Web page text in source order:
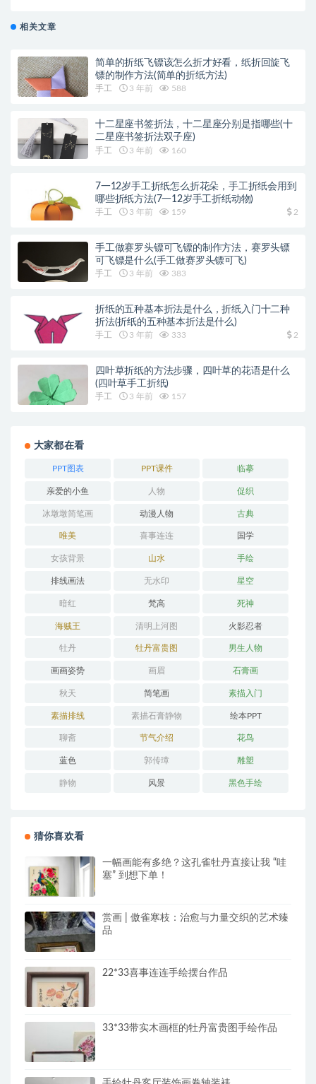
相关文章
简单的折纸飞镖该怎么折才好看，纸折回旋飞
镖的制作方法(简单的折纸方法)
手工 3 年前 588
十二星座书签折法，十二星座分别是指哪些(十
二星座书签折法双子座)
手工 3 年前 160
7一12岁手工折纸怎么折花朵，手工折纸会用到
哪些折纸方法(7一12岁手工折纸动物)
手工 3 年前 159 2
手工做赛罗头镖可飞镖的制作方法，赛罗头镖
可飞镖是什么(手工做赛罗头镖可飞)
手工 3 年前 383
折纸的五种基本折法是什么，折纸入门十二种
折法(折纸的五种基本折法是什么)
手工 3 年前 333 2
四叶草折纸的方法步骤，四叶草的花语是什么
(四叶草手工折纸)
手工 3 年前 157
大家都在看
PPT图表 PPT课件 临摹
亲爱的小鱼 人物 促织
冰墩墩简笔画 动漫人物 古典
唯美 喜事连连 国学
女孩背景 山水 手绘
排线画法 无水印 星空
暗红 梵高 死神
海贼王 清明上河图 火影忍者
牡丹 牡丹富贵图 男生人物
画画姿势 画眉 石膏画
秋天 简笔画 素描入门
素描排线 素描石膏静物 绘本PPT
聊斋 节气介绍 花鸟
蓝色 郭传璋 雕塑
静物 风景 黑色手绘
猜你喜欢看
一幅画能有多绝？这孔雀牡丹直接让我 “哇
塞” 到想下单！
赏画 | 傲雀寒枝：治愈与力量交织的艺术臻
品
22*33喜事连连手绘摆台作品
33*33带实木画框的牡丹富贵图手绘作品